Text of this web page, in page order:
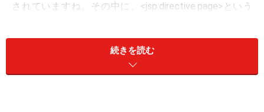
されていますね。その中に、<jsp:directive.page>という
述のための<html>タグが書かれます。
<html>タグの中のボディ部分に、実際の画面に表示され
続きを読む